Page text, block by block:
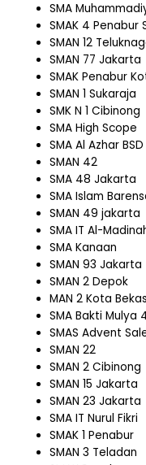
SMA
SMAK 4 Penabur
SMAN 12
SMAN 77 Jakarta
SMAK Penabur
SMAN 1 Sukaraja
SMK N 1 Cibinong
SMA High Scope
SMA Al Azhar BSD
SMAN 42
SMA 48 Jakarta
SMA Islam
SMAN 49 jakarta
SMA IT Al-
SMA Kanaan
SMAN 93 Jakarta
SMAN 2 Depok
MAN 2 Kota
SMA Bakti Mulya
SMAS Advent
SMAN 22
SMAN 2 Cibinong
SMAN 15 Jakarta
SMAN 23 Jakarta
SMA IT Nurul Fikri
SMAK 1 Penabur
SMAN 3 Teladan